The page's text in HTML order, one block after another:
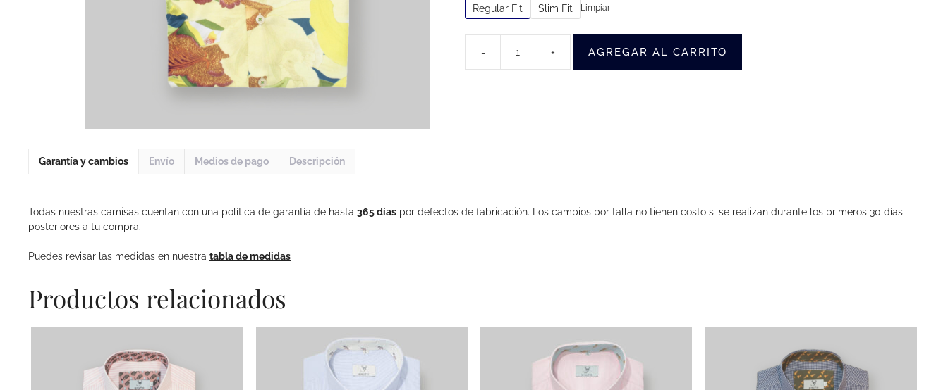
Regular Fit Slim Fit Limpiar
-
Poliéster
+ AGREGAR AL CARRITO
Garantía y cambios Envío Medios de pago Descripción
Todas nuestras camisas cuentan con una política de garantía de hasta 365 días por defectos de fabricación. Los cambios por talla no tienen costo si se realizan durante los primeros 30 días
posteriores a tu compra.
Puedes revisar las medidas en nuestra tabla de medidas
Productos relacionados